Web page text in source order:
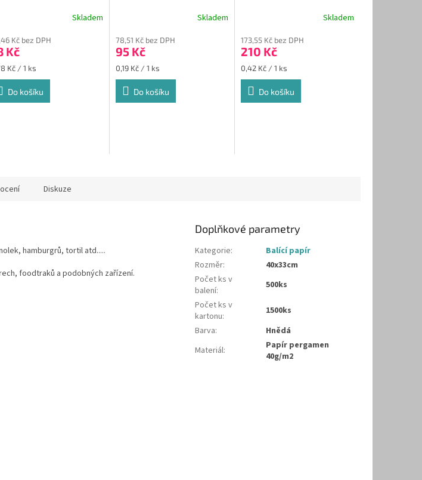
Skladem
Kč bez DPH
Kč
Kč / 1 ks
Do košíku
produktu
je
5,0
hvězdiček.
Skladem
78,51 Kč bez DPH
95 Kč
Měrná
cena:
0,19 Kč / 1 ks
Do košíku
Skladem
173,55 Kč bez DPH
210 Kč
Měrná
cena:
0,42 Kč / 1 ks
Do košíku
Diskuze
hamburgrů, tortil atd.....
foodtraků a podobných zařízení.
Doplňkové parametry
Kategorie:
Balící papír
Rozměr:
40x33cm
Počet ks v
balení:
500ks
Počet ks v
kartonu:
1500ks
Barva:
Hnědá
Materiál:
Papír pergamen
40g/m2